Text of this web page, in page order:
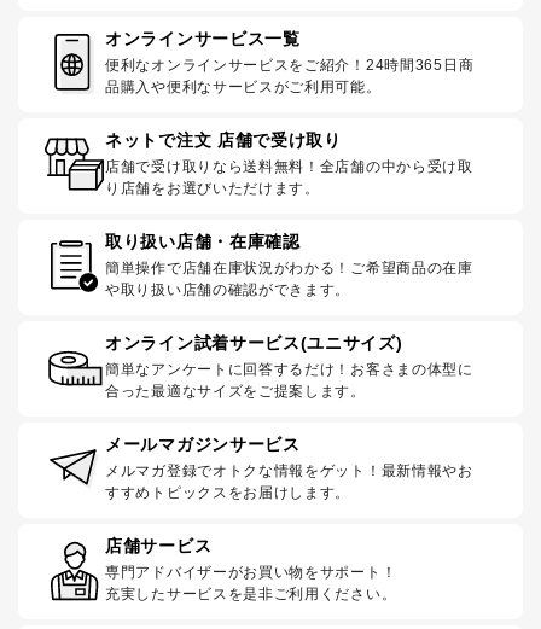
オンラインサービス一覧
便利なオンラインサービスをご紹介！24時間365日商
品購入や便利なサービスがご利用可能。
ネットで注文 店舗で受け取り
店舗で受け取りなら送料無料！全店舗の中から受け取
り店舗をお選びいただけます。
取り扱い店舗・在庫確認
簡単操作で店舗在庫状況がわかる！ご希望商品の在庫
や取り扱い店舗の確認ができます。
オンライン試着サービス(ユニサイズ)
簡単なアンケートに回答するだけ！お客さまの体型に
合った最適なサイズをご提案します。
メールマガジンサービス
メルマガ登録でオトクな情報をゲット！最新情報やお
すすめトピックスをお届けします。
店舗サービス
専門アドバイザーがお買い物をサポート！
充実したサービスを是非ご利用ください。